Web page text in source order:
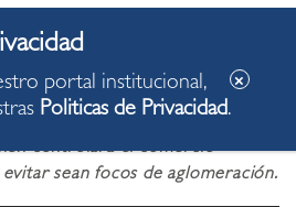
controlará el comercio
sean focos de aglomeración.
portal institucional,
Politicas de Privacidad.